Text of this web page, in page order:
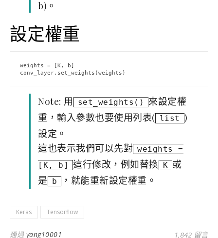
b)。
設定權重
weights = [K, b]
conv_layer.set_weights(weights)
Note: 用 set_weights()
來設定權
重，輸入參數也要使用列表( list
)
設定。
這也表示我們可以先對 weights =
[K, b]
這行修改，例如替換 K 或
是
b ，就能重新設定權重。
Keras Tensorflow
通過 yang10001 1,842 留言